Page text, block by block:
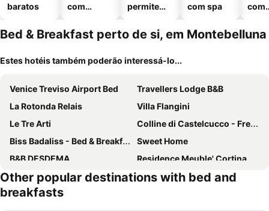
baratos
com
permitem
com spa
com
Bed & Breakfast perto de si, em Montebelluna
Estes hotéis também poderão interessá-lo...
Venice Treviso Airport Bed
Travellers Lodge B&B
La Rotonda Relais
Villa Flangini
Le Tre Arti
Colline di Castelcucco - Free Parking & Wi-Fi
Biss Badaliss - Bed & Breakfast
Sweet Home
B&B DESDEMA
Residence Meuble' Cortina
B&B Villa Griselda
B&B Relax
B&B Treviso Madam
Other popular destinations with bed and
breakfasts